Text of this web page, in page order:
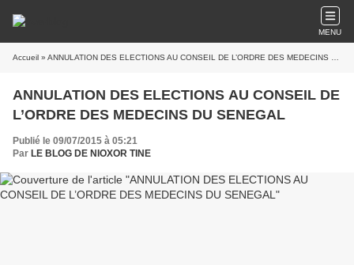
MENU
Accueil » ANNULATION DES ELECTIONS AU CONSEIL DE L’ORDRE DES MEDECINS DU SENEGAL
ANNULATION DES ELECTIONS AU CONSEIL DE
L’ORDRE DES MEDECINS DU SENEGAL
Publié le 09/07/2015 à 05:21
Par LE BLOG DE NIOXOR TINE